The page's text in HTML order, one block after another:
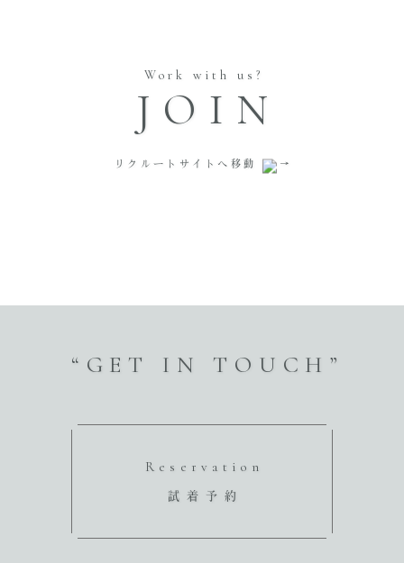
Work with us?
JOIN
リクルートサイトへ移動
“GET IN TOUCH”
Reservation
試着予約